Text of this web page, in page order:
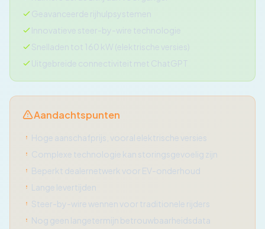
Geavanceerde rijhulpsystemen
Innovatieve steer-by-wire technologie
Snelladen tot 160 kW (elektrische versies)
Uitgebreide connectiviteit met ChatGPT
Aandachtspunten
Hoge aanschafprijs, vooral elektrische versies
Complexe technologie kan storingsgevoelig zijn
Beperkt dealernetwerk voor EV-onderhoud
Lange levertijden
Steer-by-wire wennen voor traditionele rijders
Nog geen langetermijn betrouwbaarheidsdata